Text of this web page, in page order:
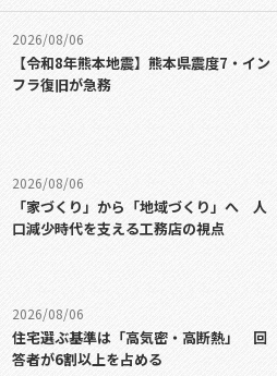
2026/08/06
【令和8年熊本地震】熊本県震度7・イン
フラ復旧が急務
2026/08/06
「家づくり」から「地域づくり」へ 人
口減少時代を支える工務店の視点
2026/08/06
住宅選ぶ基準は「高気密・高断熱」 回
答者が6割以上を占める